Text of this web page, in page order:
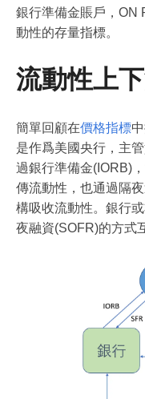
銀行準備金賬戶，ON
動性的存量指標。
流動性上
簡單回顧在價格指標
是作爲美國央行，主
過銀行準備金(IORB)
傳流動性，也通過隔
構吸收流動性。銀行
夜融資(SOFR)的方式